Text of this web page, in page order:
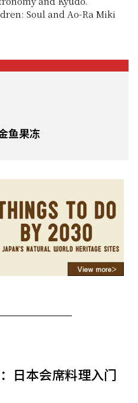
Soul and Ao-Ra Miki
鱼果冻
日本会席料理入门